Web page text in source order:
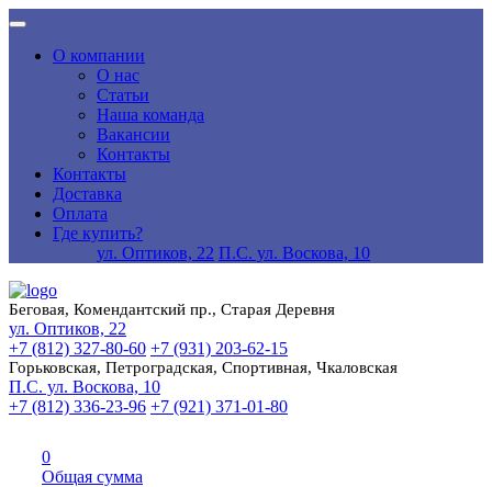
О компании
О нас
Статьи
Наша команда
Вакансии
Контакты
Контакты
Доставка
Оплата
Где купить?
ул. Оптиков, 22 П.С. ул. Воскова, 10
Беговая, Комендантский пр., Старая Деревня
ул. Оптиков, 22
+7 (812) 327-80-60 +7 (931) 203-62-15
Горьковская, Петроградская, Спортивная, Чкаловская
П.С. ул. Воскова, 10
+7 (812) 336-23-96 +7 (921) 371-01-80
0
Общая сумма